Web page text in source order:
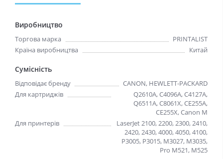
Виробництво
Торгова марка
PRINTALIST
Країна виробництва
Китай
Сумісність
Відповідає бренду
CANON, HEWLETT-PACKARD
Для картриджів
Q2610A, C4096A, C4127A,
Q6511A, C8061X, CE255A,
CE255X, Canon M
Для принтерів
LaserJet 2100, 2200, 2300, 2410,
2420, 2430, 4000, 4050, 4100,
P3005, P3015, M3027, M3035,
Pro M521, M525